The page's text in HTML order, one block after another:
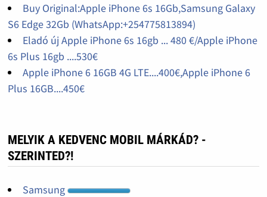
Buy Original:Apple iPhone 6s 16Gb,Samsung Galaxy
S6 Edge 32Gb (WhatsApp:+254775813894)
Eladó új Apple iPhone 6s 16gb ... 480 €/Apple iPhone
6s Plus 16gb ....530€
Apple iPhone 6 16GB 4G LTE....400€,Apple iPhone 6
Plus 16GB....450€
MELYIK A KEDVENC MOBIL MÁRKÁD? -
SZERINTED?!
Samsung